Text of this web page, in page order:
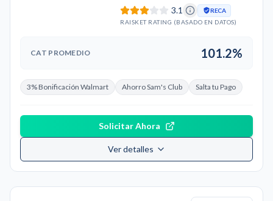
3.1
RECA
RAISKET RATING (BASADO EN DATOS)
CAT PROMEDIO 101.2%
3% Bonificación Walmart Ahorro Sam's Club Salta tu Pago
Solicitar Ahora
Ver detalles